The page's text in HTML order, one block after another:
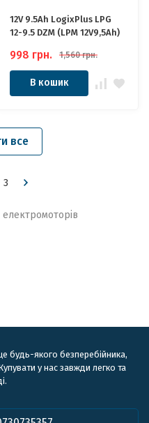
12V 9.5Ah LogixPlus LPG
12-9.5 DZM (LPM 12V9,5Ah)
998 грн. 1,560 грн.
В кошик
все
3
будь-якого безперебійника,
у нас завжди легко та